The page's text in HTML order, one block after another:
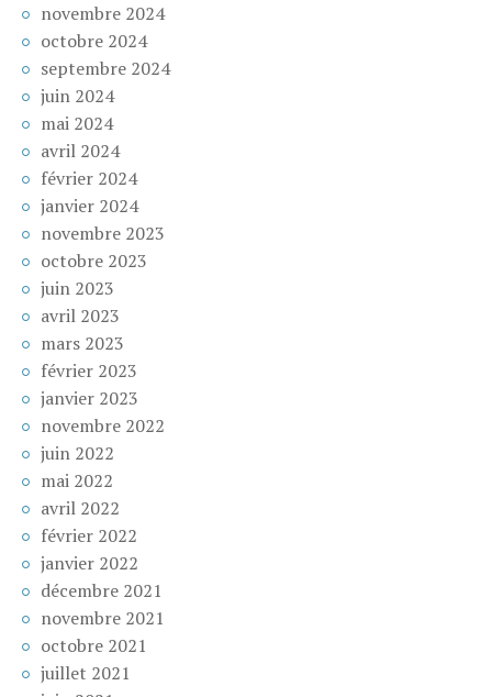
novembre 2024
octobre 2024
septembre 2024
juin 2024
mai 2024
avril 2024
février 2024
janvier 2024
novembre 2023
octobre 2023
juin 2023
avril 2023
mars 2023
février 2023
janvier 2023
novembre 2022
juin 2022
mai 2022
avril 2022
février 2022
janvier 2022
décembre 2021
novembre 2021
octobre 2021
juillet 2021